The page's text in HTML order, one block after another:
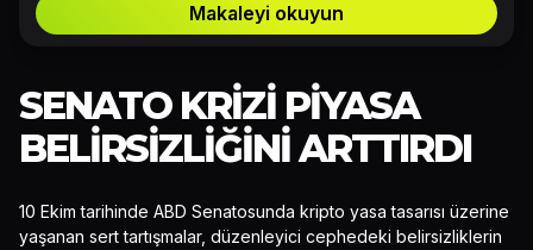
Makaleyi okuyun
SENATO KRIZI PIYASA
BELIRSIZLIĞINI ARTTIRDI
10 Ekim tarihinde ABD Senatosunda kripto yasa tasarısı üzerine
yaşanan sert tartışmalar, düzenleyici cephedeki belirsizliklerin